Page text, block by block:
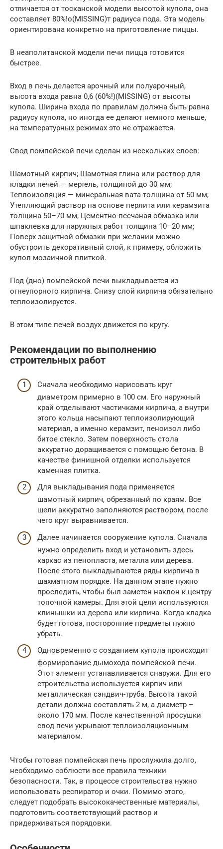
отличается от тосканской модели высотой купола, она
составляет 80%!о(MISSING)т радиуса пода. Эта модель
ориентирована конкретно на приготовление пиццы.
В неаполитанской модели печи пицца готовится
быстрее.
Вход в печь делается арочный или полуарочный,
высота входа равна 0,6 (60%!)(MISSING) от высоты
купола. Ширина входа по правилам должна быть равна
радиусу купола, но иногда ее делают немного меньше,
на температурных режимах это не отражается.
Свод помпейской печи сделан из нескольких слоев:
Шамотный кирпич; Шамотная глина или раствор для
кладки печей — мертель, толщиной до 30 мм;
Теплоизоляция — минеральная вата толщина от 50 мм;
Утепляющий раствор на основе перлита или керамзита
толщина 50–70 мм; Цементно-песчаная обмазка или
шпаклевка для наружных работ толщина 10–20 мм;
Поверх защитной обмазки при желании можно
обустроить декоративный слой, к примеру, обложить
купол мозаичной плиткой.
Под (дно) помпейской печи выкладывается из
огнеупорного кирпича. Снизу слой кирпича обязательно
теплоизолируется.
В этом типе печей воздух движется по кругу.
Рекомендации по выполнению
строительных работ
Сначала необходимо нарисовать круг
диаметром примерно в 100 см. Его наружный
край отделывают частичками кирпича, а внутри
этого кольца насыпают теплоизолирующий
материал, а именно керамзит, пеноизол либо
битое стекло. Затем поверхность стола
аккуратно доращивается с помощью бетона. В
качестве финишной отделки используется
каменная плитка.
Для выкладывания пода применяется
шамотный кирпич, обрезанный по краям. Все
щели аккуратно заполняются раствором, после
чего круг выравнивается.
Далее начинается сооружение купола. Сначала
нужно определить вход и установить здесь
каркас из пенопласта, металла или дерева.
После этого выкладываются ряды кирпича в
шахматном порядке. На данном этапе нужно
проследить, чтобы был заметен наклон к центру
топочной камеры. Для этой цели используются
клинышки из дерева или кирпича. Когда кладка
будет готова, посторонние предметы нужно
убрать.
Одновременно с созданием купола происходит
формирование дымохода помпейской печи.
Этот элемент устанавливается снаружи. Для его
строительства используется кирпич или
металлическая сэндвич-труба. Высота такой
детали должна составлять 2 м, а диаметр –
около 170 мм. После качественной просушки
свод печи укрывают теплоизоляционным
материалом.
Чтобы готовая помпейская печь прослужила долго,
необходимо соблюсти все правила техники
безопасности. Так, в процессе строительства нужно
использовать респиратор и очки. Помимо этого,
следует подобрать высококачественные материалы,
подготовить соответствующий раствор и
придерживаться порядовки.